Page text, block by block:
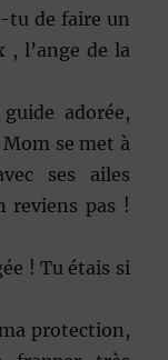
tu de faire un
, l’ange de la
adorée,
se met à
ses ailes
reviens pas !
! Tu étais si
protection,